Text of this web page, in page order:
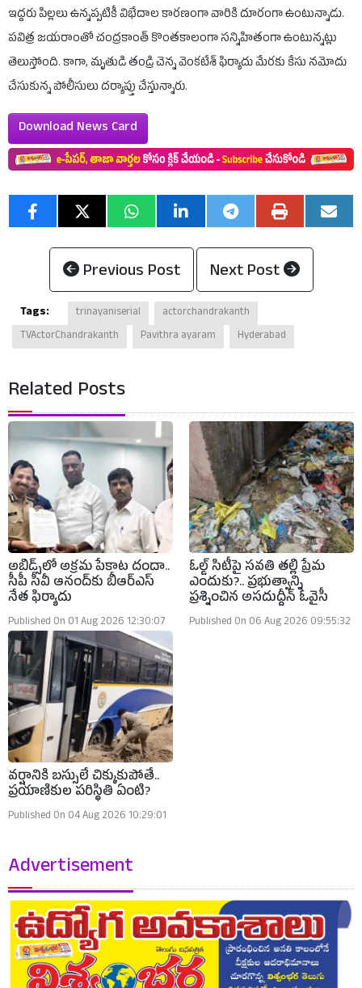
ఇద్దరు పిల్లలు ఉన్నప్పటికీ విభేదాల కారణంగా వారికి దూరంగా ఉంటున్నాడు.
పవిత్ర జయరాంతో చంద్రకాంత్ కొంతకాలంగా సన్నిహితంగా ఉంటున్నట్లు
తెలుస్తోంది. కాగా, మృతుడి తండ్రి చెన్న వెంకటేశ్ ఫిర్యాదు మేరకు కేసు నమోదు
చేసుకున్న పోలీసులు దర్యాప్తు చేస్తున్నారు.
Download News Card
Previous Post Next Post
Tags: trinayaniserial
actorchandrakanth
TVActorChandrakanth
Pavithra ayaram Hyderabad
Related Posts
అబిడ్స్‌లో అక్రమ పేకాట దందా..
సీపీ సీవీ ఆనంద్‌కు బీఆర్ఎస్‌
నేత ఫిర్యాదు
Published On 01 Aug 2026 12:30:07
ఓల్డ్ సిటీపై సవతి తల్లి ప్రేమ
ఎందుకు?.. ప్రభుత్వాన్ని
ప్రశ్నించిన అసదుద్దీన్ ఓవైసీ
Published On 06 Aug 2026 09:55:32
వర్షానికి బస్సులే చిక్కుకుపోతే..
ప్రయాణికుల పరిస్థితి ఏంటి?
Published On 04 Aug 2026 10:29:01
Advertisement